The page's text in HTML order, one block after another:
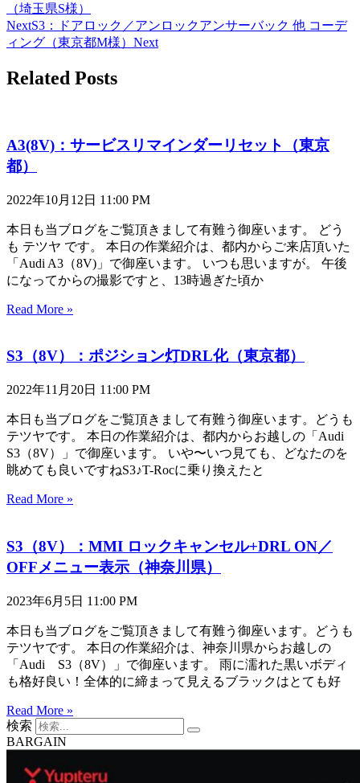
（埼玉県S様）
NextS3：ドアロック／アンロックアンサーバック 他 コーデ
ィング（東京都M様） Next
Related Posts
A3(8V)：サービスリマインダーリセット（東京
都）
2022年10月12日 11:00 PM
本日も当ブログをご覧頂きまして有難う御座います。 どう
も テツヤ です。 本日の作業紹介は、都内からご来店頂いた
「Audi A3（8V)」で御座います。 いつも思いますが。 午後
になってからの撮影ですと、13時過ぎた頃か
Read More »
S3（8V）：ポジション灯DRL化（東京都）
2022年11月20日 11:00 PM
本日も当ブログをご覧頂きまして有難う御座います。どうも
テツヤです。 本日の作業紹介は、都内からお越しの「Audi
S3（8V）」で御座います。 いや〜いつ見ても、どなたのを
眺めても良いですねS3♪T-Rocに乗り換えたと
Read More »
S3（8V）：MMI ロックキャンセル+DRL ON／
OFFメニュー表示（神奈川県）
2023年6月5日 11:00 PM
本日も当ブログをご覧頂きまして有難う御座います。どうも
テツヤです。 本日の作業紹介は、神奈川県からお越しの
「Audi S3（8V）」で御座います。 雨に濡れた黒いボディ
も格好良い！全体的に締まって見えるブラックはとても好
Read More »
検索
BARGAIN